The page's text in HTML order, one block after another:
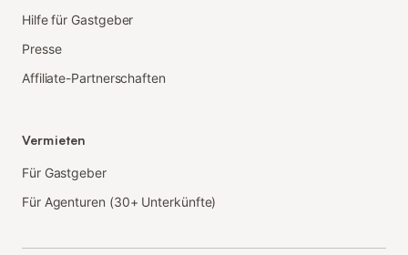
Hilfe für Gastgeber
Presse
Affiliate-Partnerschaften
Vermieten
Für Gastgeber
Für Agenturen (30+ Unterkünfte)